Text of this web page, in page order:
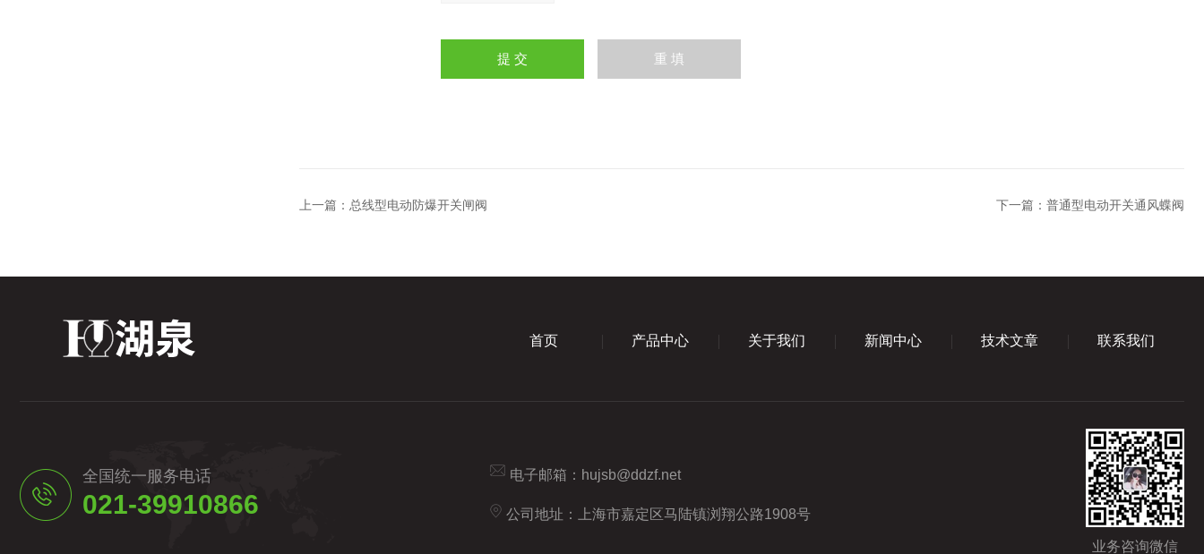
上一篇： 总线型电动防爆开关闸阀 下一篇： 普通型电动开关通风蝶阀
首页 产品中心 关于我们 新闻中心 技术文章 联系我们
全国统一服务电话
021-39910866
电子邮箱： hujsb@ddzf.net
公司地址：上海市嘉定区马陆镇浏翔公路1908号
业务咨询微信